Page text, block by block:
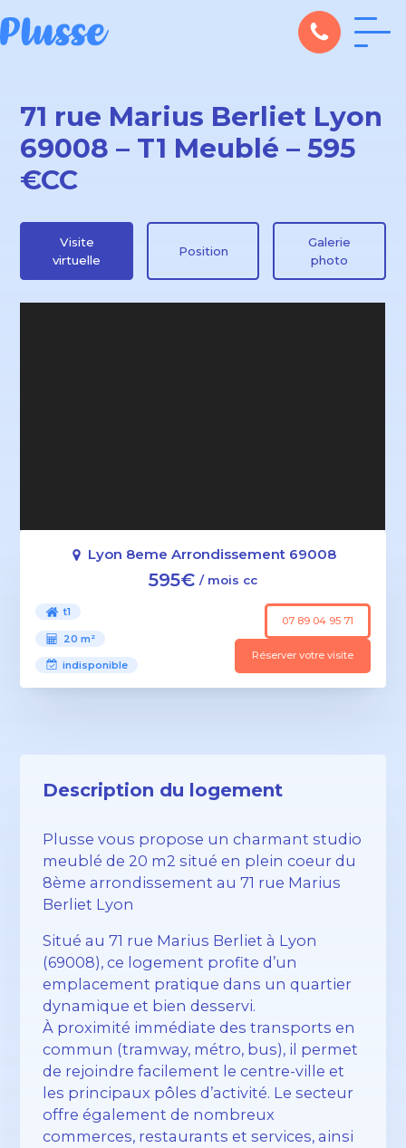
71 rue Marius Berliet Lyon
69008 – T1 Meublé – 595
€CC
Visite
virtuelle
Position
Galerie
photo
Lyon 8eme Arrondissement 69008
595€ / mois cc
t1
20 m²
indisponible
07 89 04 95 71
Réserver votre visite
Description du logement
Plusse vous propose un charmant studio
meublé de 20 m2 situé en plein coeur du
8ème arrondissement au 71 rue Marius
Berliet Lyon
Situé au 71 rue Marius Berliet à Lyon
(69008), ce logement profite d’un
emplacement pratique dans un quartier
dynamique et bien desservi.
À proximité immédiate des transports en
commun (tramway, métro, bus), il permet
de rejoindre facilement le centre-ville et
les principaux pôles d’activité. Le secteur
offre également de nombreux
commerces, restaurants et services, ainsi